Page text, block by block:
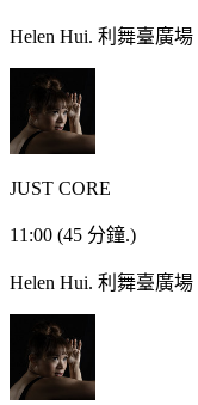
Helen Hui. 利舞臺廣場
JUST CORE
11:00 (45 分鐘.)
Helen Hui. 利舞臺廣場